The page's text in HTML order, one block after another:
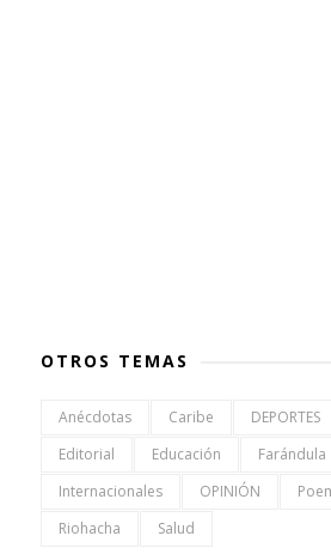
OTROS TEMAS
Anécdotas Caribe DEPORTES
Editorial
Educación Farándula
Internacionales
OPINIÓN
Riohacha
Salud